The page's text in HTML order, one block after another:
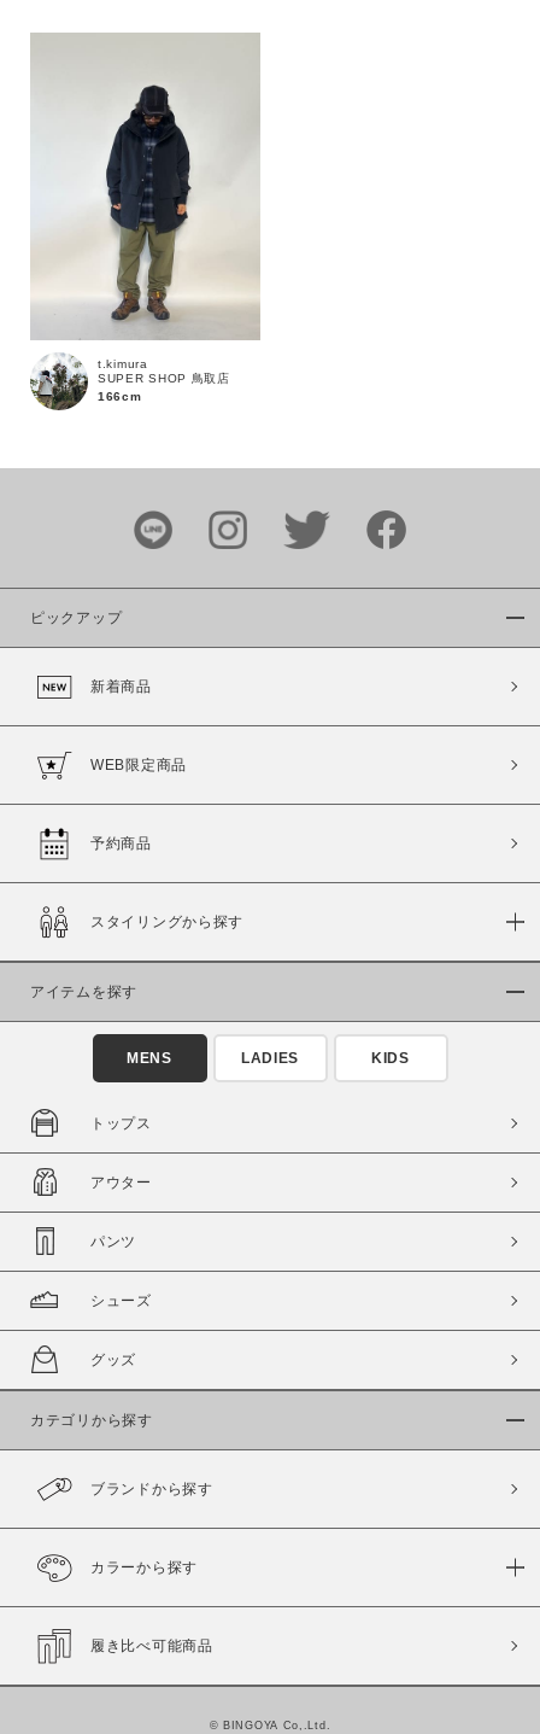
通常商品
セール価格
在庫あり
t.kimura
SUPER SHOP 鳥取店
166cm
ピックアップ
新着商品
WEB限定商品
予約商品
スタイリングから探す
アイテムを探す
MENS LADIES KIDS
トップス
アウター
パンツ
シューズ
グッズ
カテゴリから探す
ブランドから探す
カラーから探す
履き比べ可能商品
© BINGOYA Co,.Ltd.